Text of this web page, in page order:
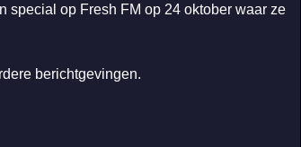
special op Fresh FM op 24 oktober waar ze
berichtgevingen.